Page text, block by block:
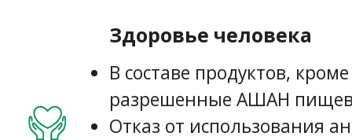
Здоровье человека
В составе продуктов,
разрешенные АШАН
Отказ от использования